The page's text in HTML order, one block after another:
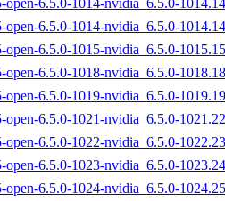
6.5.0-1014-nvidia_6.5.0-
6.5.0-1014-nvidia_6.5.0-
6.5.0-1015-nvidia_6.5.0-
6.5.0-1018-nvidia_6.5.0-
6.5.0-1019-nvidia_6.5.0-
6.5.0-1021-nvidia_6.5.0-
6.5.0-1022-nvidia_6.5.0-
6.5.0-1023-nvidia_6.5.0-
6.5.0-1024-nvidia_6.5.0-